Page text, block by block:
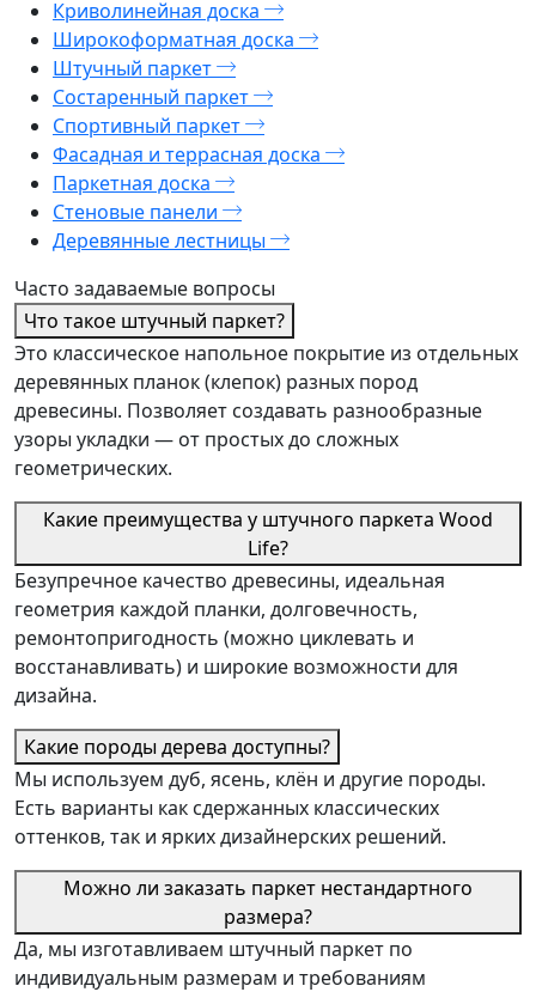
Криволинейная доска
Широкоформатная доска
Штучный паркет
Состаренный паркет
Спортивный паркет
Фасадная и террасная доска
Паркетная доска
Стеновые панели
Деревянные лестницы
Часто задаваемые вопросы
Что такое штучный паркет?
Это классическое напольное покрытие из отдельных
деревянных планок (клепок) разных пород
древесины. Позволяет создавать разнообразные
узоры укладки — от простых до сложных
геометрических.
Какие преимущества у штучного паркета Wood
Life?
Безупречное качество древесины, идеальная
геометрия каждой планки, долговечность,
ремонтопригодность (можно циклевать и
восстанавливать) и широкие возможности для
дизайна.
Какие породы дерева доступны?
Мы используем дуб, ясень, клён и другие породы.
Есть варианты как сдержанных классических
оттенков, так и ярких дизайнерских решений.
Можно ли заказать паркет нестандартного
размера?
Да, мы изготавливаем штучный паркет по
индивидуальным размерам и требованиям